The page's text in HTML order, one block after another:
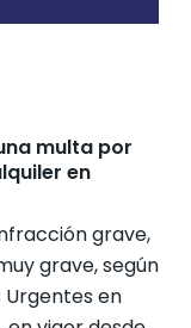
multa por
en
grave,
grave, según
Urgentes en